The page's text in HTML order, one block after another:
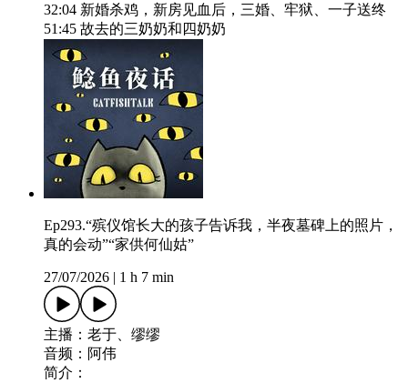
32:04 新婚杀鸡，新房见血后，三婚、牢狱、一子送终
51:45 故去的三奶奶和四奶奶
Ep293.“殡仪馆长大的孩子告诉我，半夜墓碑上的照片，
真的会动”“家供何仙姑”
27/07/2026 1 h 7 min
主播：老于、缪缪
音频：阿伟
简介：